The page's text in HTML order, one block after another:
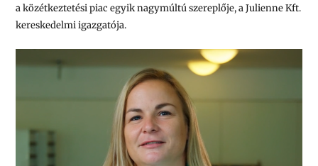
a közétkeztetési piac egyik nagymúltú szereplője, a Julienne Kft.
kereskedelmi igazgatója.